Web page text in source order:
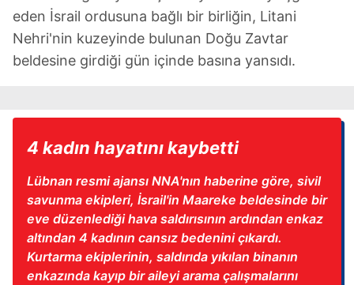
eden İsrail ordusuna bağlı bir birliğin, Litani
Nehri'nin kuzeyinde bulunan Doğu Zavtar
beldesine girdiği gün içinde basına yansıdı.
4 kadın hayatını kaybetti
Lübnan resmi ajansı NNA'nın haberine göre, sivil
savunma ekipleri, İsrail'in Maareke beldesinde bir
eve düzenlediği hava saldırısının ardından enkaz
altından 4 kadının cansız bedenini çıkardı.
Kurtarma ekiplerinin, saldırıda yıkılan binanın
enkazında kayıp bir aileyi arama çalışmalarını